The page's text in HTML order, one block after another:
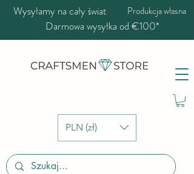
PLN (zł)
Wysyłamy na cały świat Produkcja własna
Darmowa wysyłka od €100*